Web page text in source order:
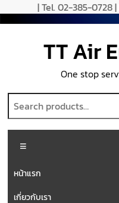
| Tel. 02-385-0728
TT Air
One stop
หน้าแรก
เกี่ยวกับเรา